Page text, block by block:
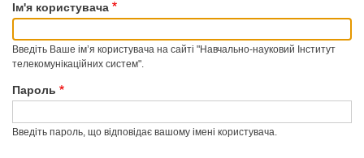
Ім'я користувача
Введіть Ваше ім’я користувача на сайті "Навчально-науковий Інститут
телекомунікаційних систем".
Пароль
Введіть пароль, що відповідає вашому імені користувача.